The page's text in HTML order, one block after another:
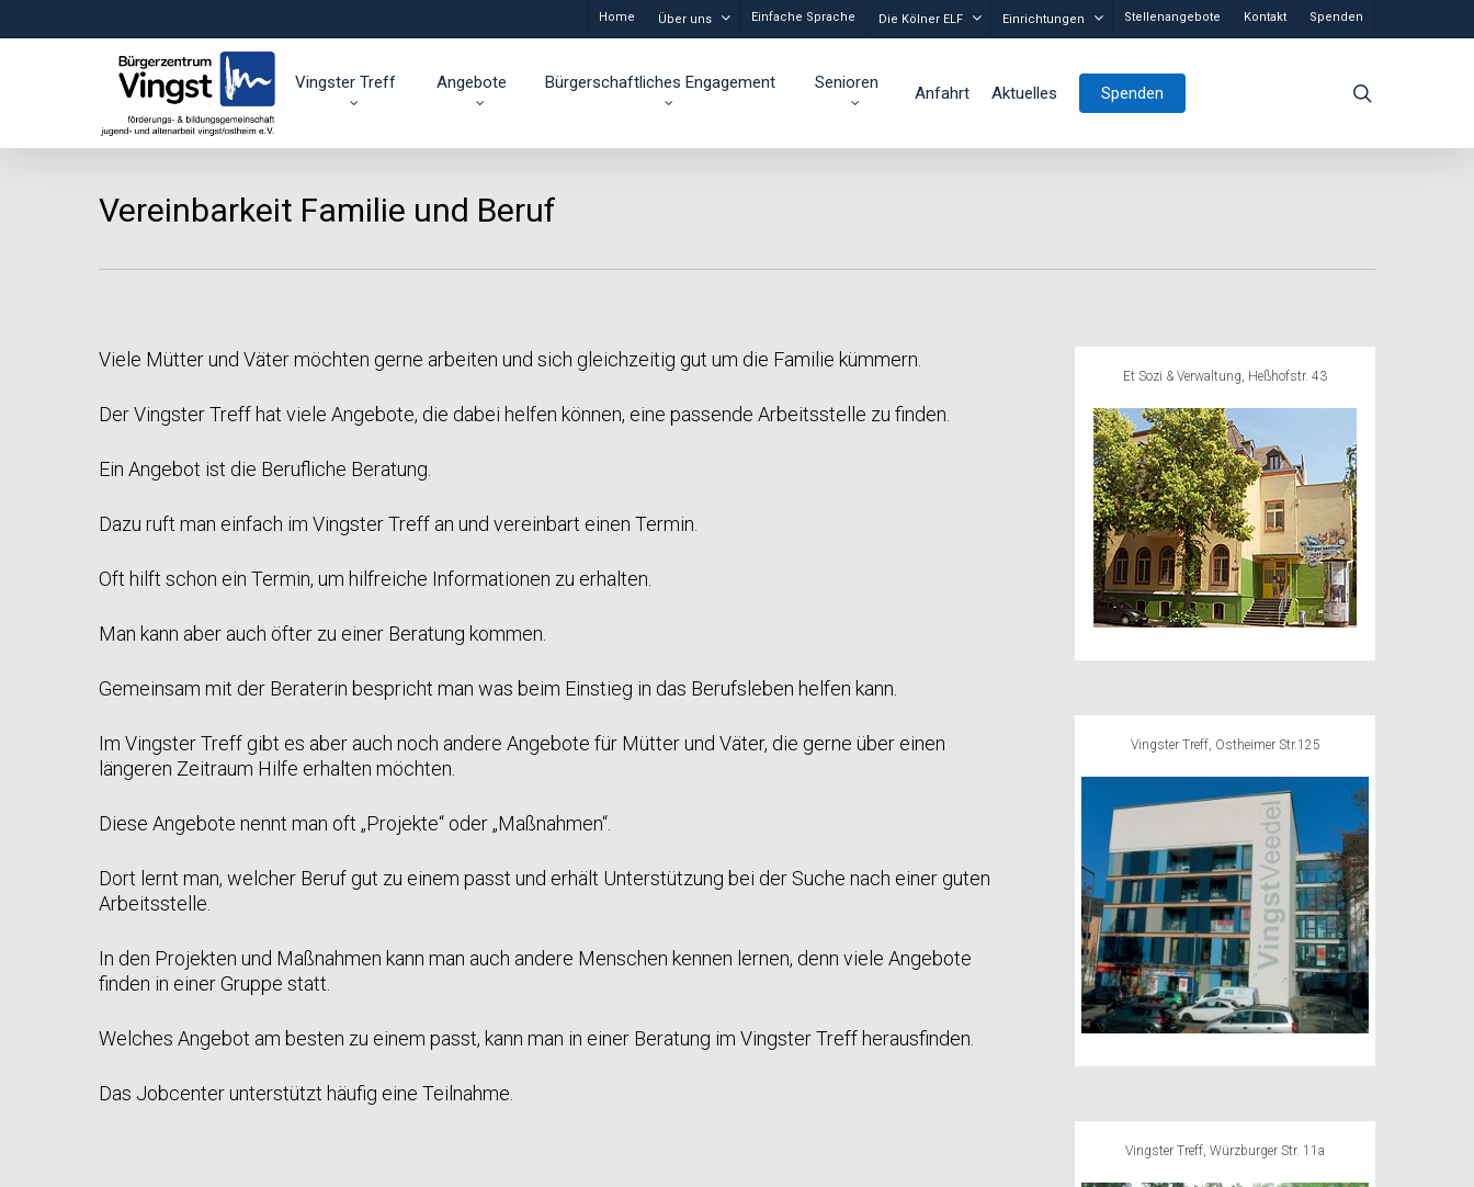
to
Home Über uns Einfache Sprache Die Kölner ELF Einrichtungen Stellenangebote Kontakt Spenden
Vingster Treff Angebote Bürgerschaftliches Engagement Senioren
Anfahrt Aktuelles Spenden
Vereinbarkeit Familie und Beruf
Viele Mütter und Väter möchten gerne arbeiten und sich gleichzeitig gut um die Familie kümmern.
Der Vingster Treff hat viele Angebote, die dabei helfen können, eine passende Arbeitsstelle zu finden.
Ein Angebot ist die Berufliche Beratung.
Dazu ruft man einfach im Vingster Treff an und vereinbart einen Termin.
Oft hilft schon ein Termin, um hilfreiche Informationen zu erhalten.
Man kann aber auch öfter zu einer Beratung kommen.
Gemeinsam mit der Beraterin bespricht man was beim Einstieg in das Berufsleben helfen kann.
Im Vingster Treff gibt es aber auch noch andere Angebote für Mütter und Väter, die gerne über einen
längeren Zeitraum Hilfe erhalten möchten.
Diese Angebote nennt man oft „Projekte“ oder „Maßnahmen“.
Dort lernt man, welcher Beruf gut zu einem passt und erhält Unterstützung bei der Suche nach einer guten
Arbeitsstelle.
In den Projekten und Maßnahmen kann man auch andere Menschen kennen lernen, denn viele Angebote
finden in einer Gruppe statt.
Welches Angebot am besten zu einem passt, kann man in einer Beratung im Vingster Treff herausfinden.
Das Jobcenter unterstützt häufig eine Teilnahme.
Et Sozi & Verwaltung, Heßhofstr. 43
Vingster Treff, Ostheimer Str.125
Vingster Treff, Würzburger Str. 11a